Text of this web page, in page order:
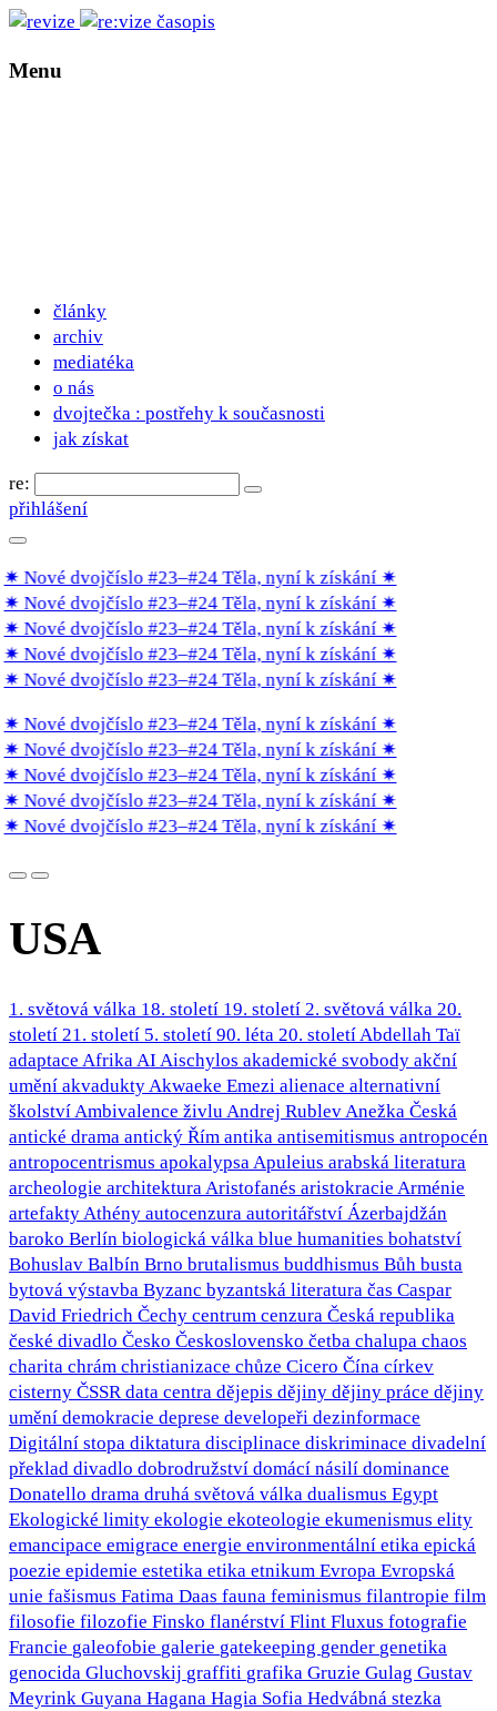
Menu
články
archiv
mediatéka
o nás
dvojtečka : postřehy k současnosti
jak získat
re:
přihlášení
✷ Nové dvojčíslo #23–#24 Těla, nyní k získání ✷
✷ Nové dvojčíslo #23–#24 Těla, nyní k získání ✷
✷ Nové dvojčíslo #23–#24 Těla, nyní k získání ✷
✷ Nové dvojčíslo #23–#24 Těla, nyní k získání ✷
✷ Nové dvojčíslo #23–#24 Těla, nyní k získání ✷
✷ Nové dvojčíslo #23–#24 Těla, nyní k získání ✷
✷ Nové dvojčíslo #23–#24 Těla, nyní k získání ✷
✷ Nové dvojčíslo #23–#24 Těla, nyní k získání ✷
✷ Nové dvojčíslo #23–#24 Těla, nyní k získání ✷
✷ Nové dvojčíslo #23–#24 Těla, nyní k získání ✷
USA
1. světová válka 18. století 19. století 2. světová válka 20.
století 21. století 5. století 90. léta 20. stoletíAbdellah Taï
adaptace AfrikaAI Aischylos akademické svobody akční
umění akvaduktyAkwaeke Emezi alienace alternativní
školstvíAmbivalence živlu Andrej RublevAnežka Česká
antické drama antický Řím antika antisemitismus antropocén
antropocentrismus apokalypsaApuleius arabská literatura
archeologie architekturaAristofanés aristokracie Arménie
artefaktyAthény autocenzura autoritářství Ázerbajdžán
baroko Berlín biologická válka blue humanities bohatství
Bohuslav Balbín Brno brutalismus buddhismus Bůh busta
bytová výstavba Byzanc byzantská literatura čas Caspar
David Friedrich Čechy centrum cenzura Česká republika
české divadlo Česko Československo četba chalupa chaos
charita chrám christianizace chůze Cicero Čína církev
cisterny ČSSRdata centra dějepis dějiny dějiny práce dějiny
umění demokracie deprese developeři dezinformace
Digitální stopa diktatura disciplinace diskriminace divadelní
překlad divadlo dobrodružství domácí násilí dominance
Donatello drama druhá světová válka dualismus Egypt
Ekologické limity ekologie ekoteologie ekumenismus elity
emancipace emigrace energie environmentální etika epická
poezie epidemie estetika etika etnikum Evropa Evropská
unie fašismus Fatima Daas fauna feminismus filantropie film
filosofie filozofie Finsko flanérství Flint Fluxus fotografie
Francie galeofobie galerie gatekeeping gender genetika
genocida Gluchovskij graffiti grafika Gruzie Gulag Gustav
Meyrink Guyana Hagana Hagia Sofia Hedvábná stezka